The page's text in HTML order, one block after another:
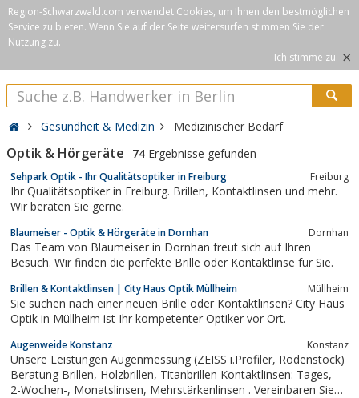
Region-Schwarzwald.com verwendet Cookies, um Ihnen den bestmöglichen
Service zu bieten. Wenn Sie auf der Seite weitersurfen stimmen Sie der
Nutzung zu.
Ich stimme zu. ×
Gesundheit & Medizin Medizinischer Bedarf
Optik & Hörgeräte 74 Ergebnisse gefunden
Sehpark Optik - Ihr Qualitätsoptiker in Freiburg Freiburg
Ihr Qualitätsoptiker in Freiburg. Brillen, Kontaktlinsen und mehr.
Wir beraten Sie gerne.
Blaumeiser - Optik & Hörgeräte in Dornhan Dornhan
Das Team von Blaumeiser in Dornhan freut sich auf Ihren
Besuch. Wir finden die perfekte Brille oder Kontaktlinse für Sie.
Brillen & Kontaktlinsen | City Haus Optik Müllheim Müllheim
Sie suchen nach einer neuen Brille oder Kontaktlinsen? City Haus
Optik in Müllheim ist Ihr kompetenter Optiker vor Ort.
Augenweide Konstanz Konstanz
Unsere Leistungen Augenmessung (ZEISS i.Profiler, Rodenstock)
Beratung Brillen, Holzbrillen, Titanbrillen Kontaktlinsen: Tages, -
2-Wochen-, Monatslinsen, Mehrstärkenlinsen . Vereinbaren Sie